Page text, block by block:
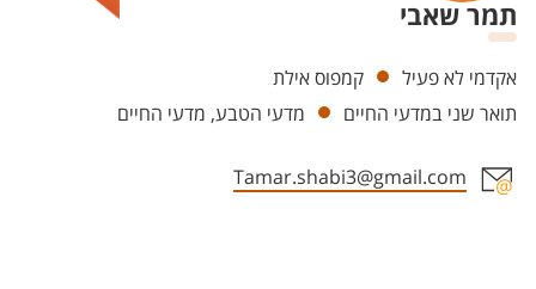
תמר שאבי
Departments
אקדמי לא פעיל
קמפוס אילת
תואר שני במדעי החיים
מדעי הטבע, מדעי החיים
Tamar.shabi3@gmail.com